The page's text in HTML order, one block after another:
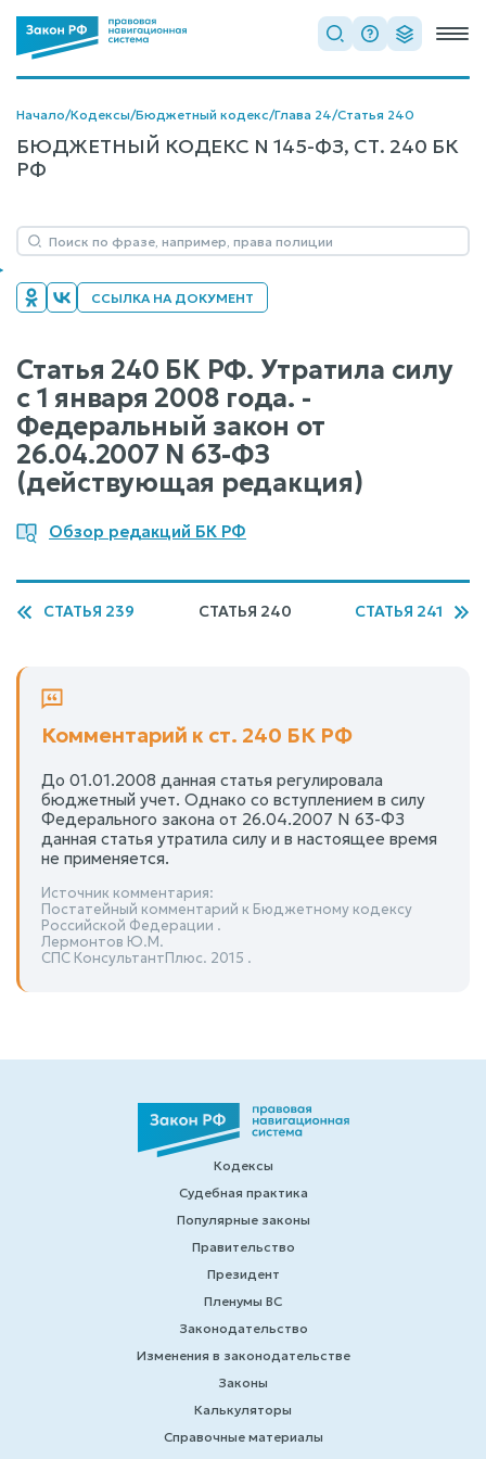
Начало/Кодексы/Бюджетный кодекс/Глава 24/Статья 240
БЮДЖЕТНЫЙ КОДЕКС N 145-ФЗ, СТ. 240 БК
РФ
ССЫЛКА НА ДОКУМЕНТ
Статья 240 БК РФ. Утратила силу
с 1 января 2008 года. -
Федеральный закон от
26.04.2007 N 63-ФЗ
(действующая редакция)
Обзор редакций БК РФ
СТАТЬЯ 239 СТАТЬЯ 240 СТАТЬЯ 241
Комментарий к ст. 240 БК РФ
До 01.01.2008 данная статья регулировала
бюджетный учет. Однако со вступлением в силу
Федерального закона от 26.04.2007 N 63-ФЗ
данная статья утратила силу и в настоящее время
не применяется.
Источник комментария:
Постатейный комментарий к Бюджетному кодексу
Российской Федерации .
Лермонтов Ю.М.
СПС КонсультантПлюс. 2015 .
Кодексы
Судебная практика
Популярные законы
Правительство
Президент
Пленумы ВС
Законодательство
Изменения в законодательстве
Законы
Калькуляторы
Справочные материалы